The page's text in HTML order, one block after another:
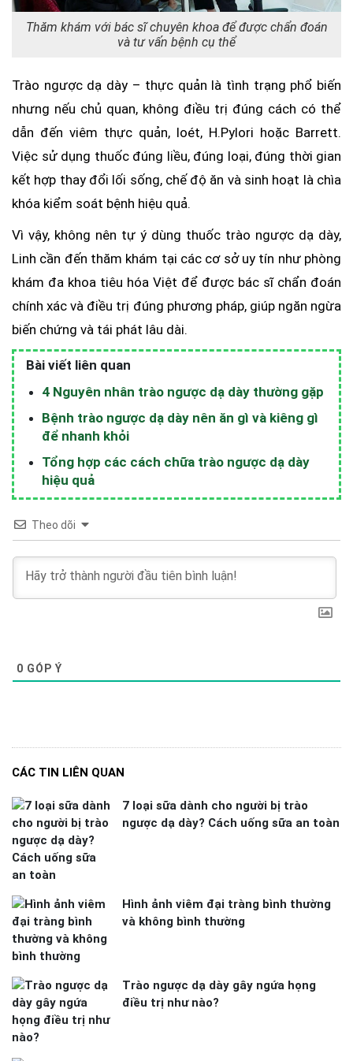
Thăm khám với bác sĩ chuyên khoa để được chẩn đoán
và tư vấn bệnh cụ thể
Trào ngược dạ dày – thực quản là tình trạng phổ biến
nhưng nếu chủ quan, không điều trị đúng cách có thể
dẫn đến viêm thực quản, loét, H.Pylori hoặc Barrett.
Việc sử dụng thuốc đúng liều, đúng loại, đúng thời gian
kết hợp thay đổi lối sống, chế độ ăn và sinh hoạt là chìa
khóa kiểm soát bệnh hiệu quả.
Vì vậy, không nên tự ý dùng thuốc trào ngược dạ dày,
Linh cần đến thăm khám tại các cơ sở uy tín như phòng
khám đa khoa tiêu hóa Việt để được bác sĩ chẩn đoán
chính xác và điều trị đúng phương pháp, giúp ngăn ngừa
biến chứng và tái phát lâu dài.
Bài viết liên quan
4 Nguyên nhân trào ngược dạ dày thường gặp
Bệnh trào ngược dạ dày nên ăn gì và kiêng gì
để nhanh khỏi
Tổng hợp các cách chữa trào ngược dạ dày
hiệu quả
Theo dõi
0 GÓP Ý
CÁC TIN LIÊN QUAN
7 loại sữa dành cho người bị trào
ngược dạ dày? Cách uống sữa an toàn
Hình ảnh viêm đại tràng bình thường
và không bình thường
Trào ngược dạ dày gây ngứa họng
điều trị như nào?